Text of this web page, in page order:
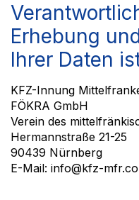
Erhebung
Ihrer Daten
KFZ-Innung
FÖKRA GmbH
Verein des
Hermannstraße 21-25
90439 Nürnberg
E-Mail: info@kfz-